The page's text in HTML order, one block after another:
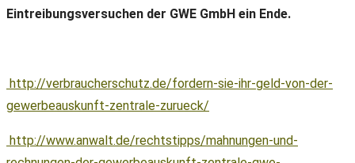
Eintreibungsversuchen der GWE GmbH ein Ende.
http://verbraucherschutz.de/fordern-sie-ihr-geld-von-der-
gewerbeauskunft-zentrale-zurueck/
http://www.anwalt.de/rechtstipps/mahnungen-und-